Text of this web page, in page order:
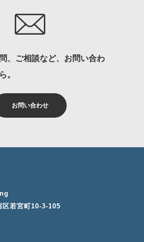
お問い合わせ
、ご相談など、お問い合わ
。
若宮町10-3-105